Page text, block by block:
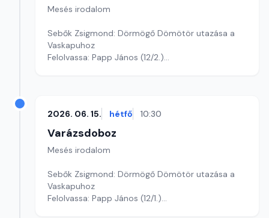
Mesés irodalom
Sebők Zsigmond: Dörmögő Dömötör utazása a
Vaskapuhoz
Felolvassa: Papp János (12/2.)
2026. 06. 15. hétfő 10:30
Varázsdoboz
Mesés irodalom
Sebők Zsigmond: Dörmögő Dömötör utazása a
Vaskapuhoz
Felolvassa: Papp János (12/1.)